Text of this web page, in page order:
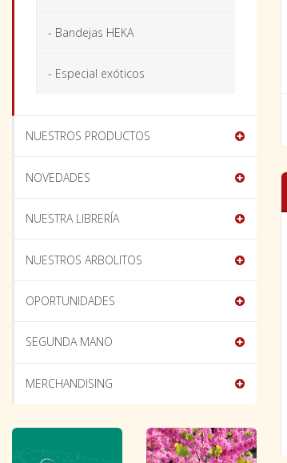
- Bandejas HEKA
- Especial exóticos
NUESTROS PRODUCTOS
NOVEDADES
NUESTRA LIBRERÍA
NUESTROS ARBOLITOS
OPORTUNIDADES
SEGUNDA MANO
MERCHANDISING